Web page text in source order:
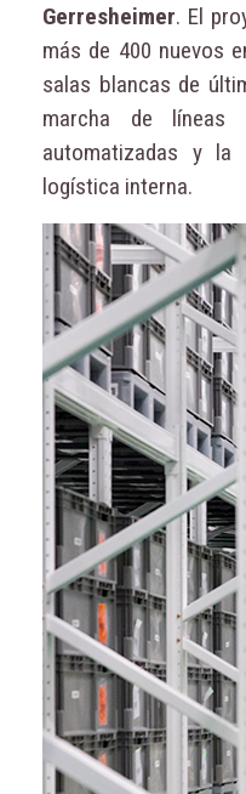
Gerresheimer. El
más de 400 nuevos
salas blancas de
marcha de líneas
automatizadas y la
logística interna.